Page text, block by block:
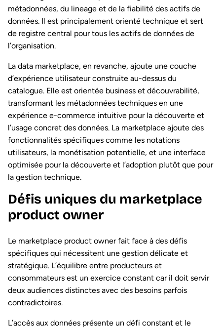
métadonnées, du lineage et de la fiabilité des actifs de
données. Il est principalement orienté technique et sert
de registre central pour tous les actifs de données de
l’organisation.
La data marketplace, en revanche, ajoute une couche
d’expérience utilisateur construite au-dessus du
catalogue. Elle est orientée business et découvrabilité,
transformant les métadonnées techniques en une
expérience e-commerce intuitive pour la découverte et
l’usage concret des données. La marketplace ajoute des
fonctionnalités spécifiques comme les notations
utilisateurs, la monétisation potentielle, et une interface
optimisée pour la découverte et l’adoption plutôt que pour
la gestion technique.
Défis uniques du marketplace
product owner
Le marketplace product owner fait face à des défis
spécifiques qui nécessitent une gestion délicate et
stratégique. L’équilibre entre producteurs et
consommateurs est un exercice constant car il doit servir
deux audiences distinctes avec des besoins parfois
contradictoires.
L’accès aux données présente un défi constant et le